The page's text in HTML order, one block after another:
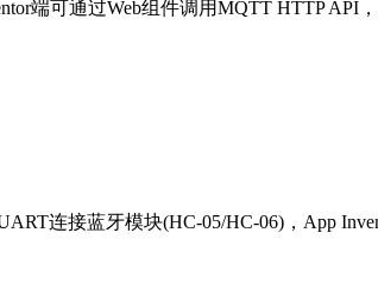
端可通过Web组件调用MQTT HTTP API
连接蓝牙模块(HC-05/HC-06)，App